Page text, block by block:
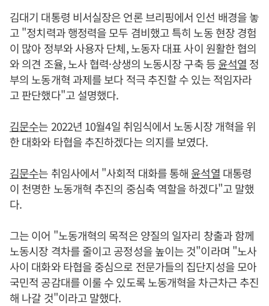
김대기 대통령 비서실장은 언론 브리핑에서 인선 배경을 놓
고 "정치력과 행정력을 모두 겸비했고 특히 노동 현장 경험
이 많아 정부와 사용자 단체, 노동자 대표 사이 원활한 협의
와 의견 조율, 노사 협력·상생의 노동시장 구축 등윤석열 정
부의 노동개혁 과제를 보다 적극 추진할 수 있는 적임자라
고 판단했다"고 설명했다.
김문수는 2022년 10월4일 취임식에서 노동시장 개혁을 위
한 대화와 타협을 추진하겠다는 의지를 보였다.
김문수는 취임사에서 "사회적 대화를 통해 윤석열 대통령
이 천명한 노동개혁 추진의 중심축 역할을 하겠다"고 말했
다.
그는 이어 "노동개혁의 목적은 양질의 일자리 창출과 함께
노동시장 격차를 줄이고 공정성을 높이는 것"이라며 "노사
사이 대화와 타협을 중심으로 전문가들의 집단지성을 모아
국민적 공감대를 이룰 수 있도록 노동개혁을 차근차근 추진
해 나갈 것"이라고 말했다.